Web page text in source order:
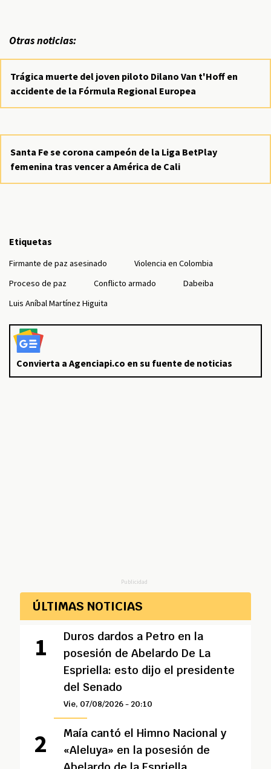
Otras noticias:
Trágica muerte del joven piloto Dilano Van t'Hoff en
accidente de la Fórmula Regional Europea
Santa Fe se corona campeón de la Liga BetPlay
femenina tras vencer a América de Cali
Etiquetas
Firmante de paz asesinado
Violencia en Colombia
Proceso de paz
Conflicto armado
Dabeiba
Luis Aníbal Martínez Higuita
Convierta a Agenciapi.co en su fuente de noticias
Publicidad
ÚLTIMAS NOTICIAS
Duros dardos a Petro en la
posesión de Abelardo De La
Espriella: esto dijo el presidente
del Senado
Vie, 07/08/2026 - 20:10
Maía cantó el Himno Nacional y
«Aleluya» en la posesión de